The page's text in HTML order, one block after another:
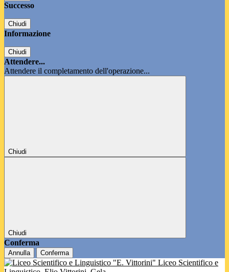
Successo
Chiudi
Informazione
Chiudi
Attendere...
Attendere il completamento dell'operazione...
Chiudi
Chiudi
Conferma
Annulla Conferma
Liceo Scientifico e